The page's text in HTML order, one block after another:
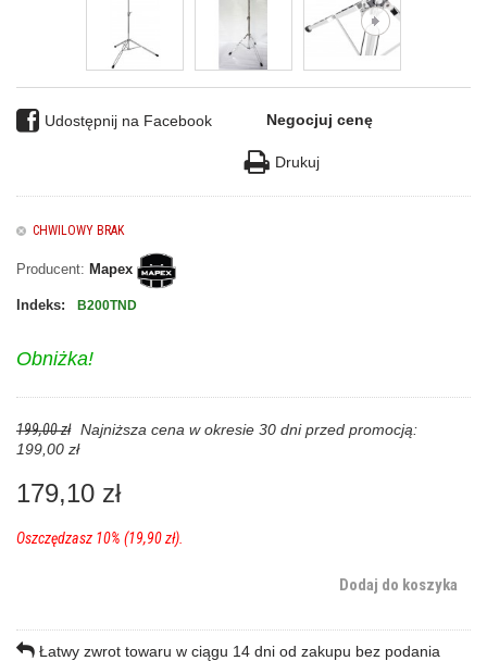
Udostępnij na Facebook Negocjuj cenę
Drukuj
CHWILOWY BRAK
Producent: Mapex
Indeks: B200TND
Obniżka!
199,00 zł Najniższa cena w okresie 30 dni przed promocją:
199,00 zł
179,10 zł
Oszczędzasz 10% (19,90 zł).
Dodaj do koszyka
Łatwy zwrot towaru w ciągu 14 dni od zakupu bez podania